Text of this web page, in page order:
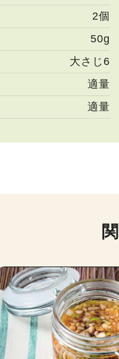
2個
50g
大さじ6
適量
適量